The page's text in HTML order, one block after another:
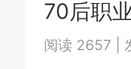
70后职
阅读 2657